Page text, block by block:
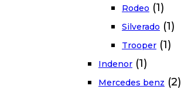
Rodeo (1)
Silverado (1)
Trooper (1)
Indenor (1)
Mercedes benz (2)